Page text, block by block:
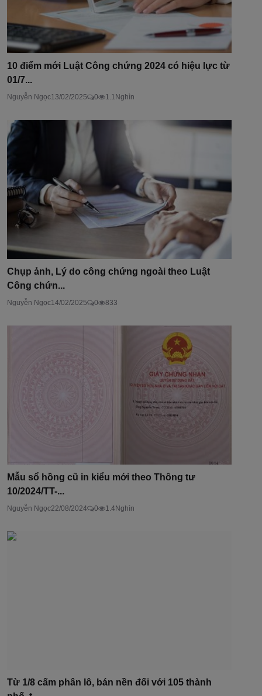
10 điểm mới Luật Công chứng 2024 có hiệu lực từ
01/7...
Nguyễn Ngọc13/02/2025 0 1.1Nghìn
Chụp ảnh, Lý do công chứng ngoài theo Luật
Công chứn...
Nguyễn Ngọc14/02/2025 0 833
Mẫu sổ hồng cũ in kiểu mới theo Thông tư
10/2024/TT-...
Nguyễn Ngọc22/08/2024 0 1.4Nghìn
Từ 1/8 cấm phân lô, bán nền đối với 105 thành